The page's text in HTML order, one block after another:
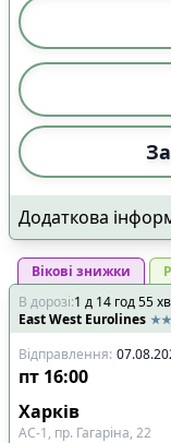
Додаткова
Вікові знижки
В дорозі:1 д 14 год55хв
East West Eurolines
Відправлення:
пт 16:00
Харків
АС-1, пр. Гагаріна, 22